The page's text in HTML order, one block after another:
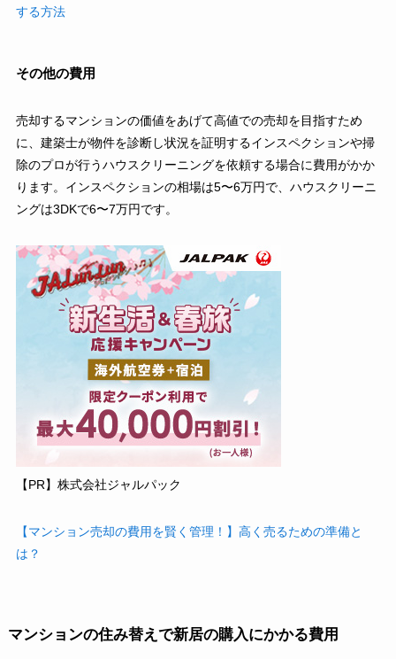
する方法
その他の費用
売却するマンションの価値をあげて高値での売却を目指すため
に、建築士が物件を診断し状況を証明するインスペクションや掃
除のプロが行うハウスクリーニングを依頼する場合に費用がかか
ります。インスペクションの相場は5〜6万円で、ハウスクリーニ
ングは3DKで6〜7万円です。
【PR】株式会社ジャルパック
【マンション売却の費用を賢く管理！】高く売るための準備と
は？
マンションの住み替えで新居の購入にかかる費用